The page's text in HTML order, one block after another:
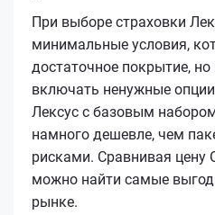
При выборе страховки
минимальные условия,
достаточное покрытие,
включать ненужные
Лексус с базовым
намного дешевле, чем
рисками. Сравнивая цену
можно найти самые
рынке.